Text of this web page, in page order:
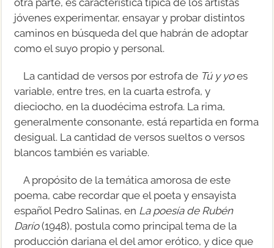
jóvenes experimentar, ensayar y probar distintos
caminos en búsqueda del que habrán de adoptar
como el suyo propio y personal.
La cantidad de versos por estrofa de Tú y yoes
variable, entre tres, en la cuarta estrofa, y
dieciocho, en la duodécima estrofa. La rima,
generalmente consonante, está repartida en forma
desigual. La cantidad de versos sueltos o versos
blancos también es variable.
A propósito de la temática amorosa de este
poema, cabe recordar que el poeta y ensayista
español Pedro Salinas, en La poesía de Rubén
Darío(1948), postula como principal tema de la
producción dariana el del amor erótico, y dice que